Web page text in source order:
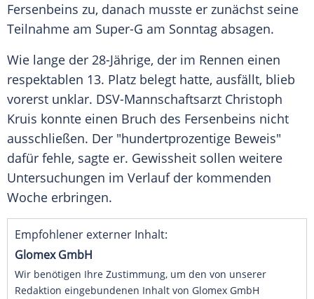
Fersenbeins zu, danach musste er zunächst seine
Teilnahme am Super-G am Sonntag absagen.
Wie lange der 28-Jährige, der im Rennen einen
respektablen 13. Platz belegt hatte, ausfällt, blieb
vorerst unklar. DSV-Mannschaftsarzt Christoph
Kruis konnte einen Bruch des Fersenbeins nicht
ausschließen. Der "hundertprozentige Beweis"
dafür fehle, sagte er. Gewissheit sollen weitere
Untersuchungen im Verlaufder kommenden
Woche erbringen.
Empfohlener externer Inhalt:
Glomex GmbH
Wir benötigen Ihre Zustimmung, um den von unserer
Redaktion eingebundenen Inhalt von Glomex GmbH